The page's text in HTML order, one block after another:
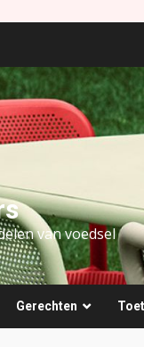
van voedsel
Gerechten